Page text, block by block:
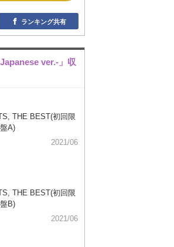
ランキング共有
ver.-」収
THE BEST(初回限
A)
2021/06
THE BEST(初回限
B)
2021/06